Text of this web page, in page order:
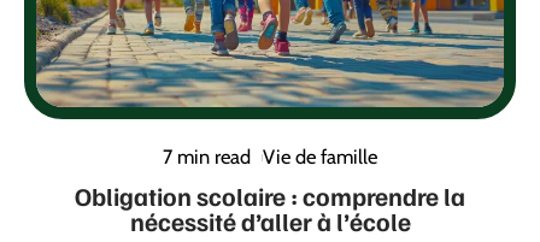
7 min read Vie de famille
Obligation scolaire : comprendre la
nécessité d’aller à l’école